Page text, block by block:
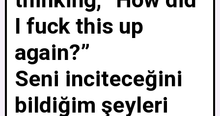
I fuck this up
again?”
Seni inciteceğini
bildiğim şeyleri